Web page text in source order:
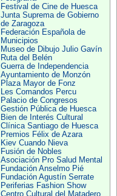
Festival de Cine de Huesca
Junta Suprema de Gobierno
de Zaragoza
Federación Española de
Municipios
Museo de Dibujo Julio Gavín
Ruta del Belén
Guerra de Independencia
Ayuntamiento de Monzón
Plaza Mayor de Fonz
Les Comandos Percu
Palacio de Congresos
Gestión Pública de Huesca
Bien de Interés Cultural
Clínica Santiago de Huesca
Premios Félix de Azara
Kiev Cuando Nieva
Fusión de Nobles
Asociación Pro Salud Mental
Fundación Anselmo Pié
Fundación Agustín Serrate
Periferias Fashion Show
Centro Cultural del Matadero